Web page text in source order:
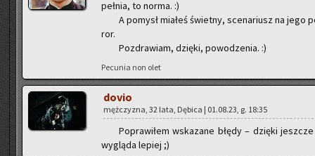
peł­nia, to norma. :)
A po­mysł mia­łeś świet­ny, sce­na­riusz na
ror.
Po­zdra­wiam, dzię­ki, po­wo­dze­nia. :)
Pe­cu­nia non olet
dovio
męż­czy­zna, 32 lata, Dę­bi­ca | 01.08.23, g. 18:35
Po­pra­wi­łem wska­za­ne błędy – dzię­ki
wy­glą­da le­piej ;)